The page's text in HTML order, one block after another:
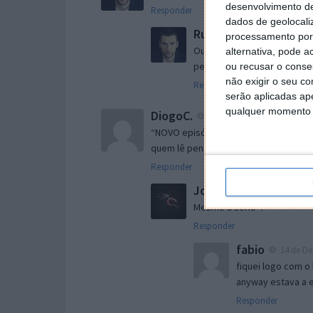
desenvolvimento
dados de
processamento
alternativa, pode
ou recusar o
não exigir o seu
serão aplicadas
qualquer
Responder
Rui 11 de Dezembro de
Ou melhor, tava na ideia
pesquisa vi que estou
Responder
DiogoC. 11 de Dezembro de 2011
“NOVO episódio”? Aonde é que
quem lê pensa que é um novo jogo
Responder
Jose 11 de Dezembro de
Mesmo a sério -.-
Responder
fabio
fiquei logo com o
anyway estava a
Responder